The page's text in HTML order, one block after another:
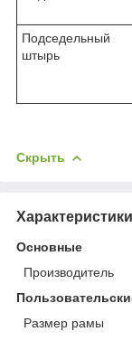
Подседельный
штырь
Скрыть
Характеристики
Основные
Производитель
Размер рамы